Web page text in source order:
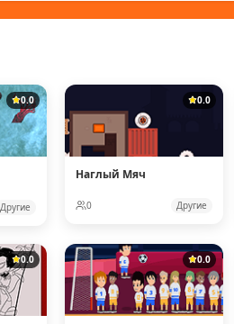
0.0
Другие
0.0
Наглый Мяч
0 Другие
0.0 0.0